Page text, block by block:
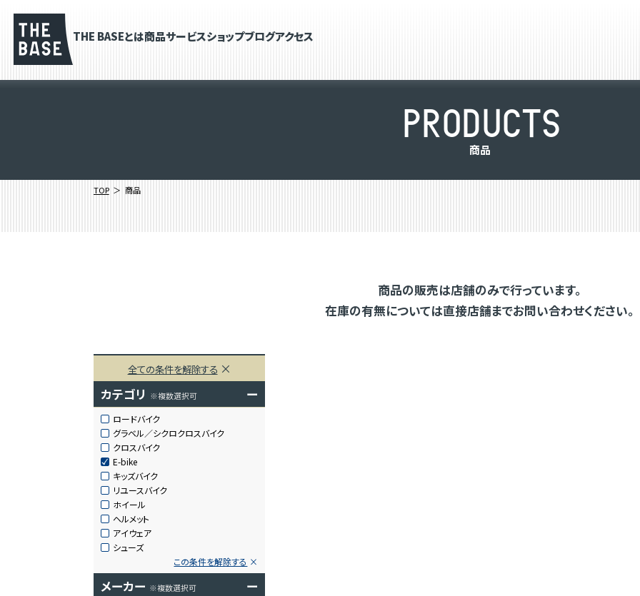
THE BASEとは商品サービスショップブログアクセス
PRODUCTS
商品
TOP 商品
商品の販売は店舗のみで行っています。
在庫の有無については直接店舗までお問い合わせください。
全ての条件を解除する
カテゴリ ※複数選択可 ー
ロードバイク
グラベル／シクロクロスバイク
クロスバイク
E-bike
キッズバイク
リユースバイク
ホイール
ヘルメット
アイウェア
シューズ
この条件を解除する
メーカー ※複数選択可 ー